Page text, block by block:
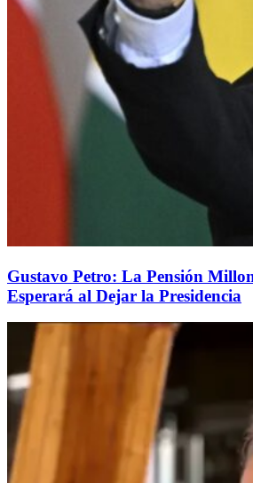
Gustavo Petro: La Pensión
Esperará al Dejar la Presidencia